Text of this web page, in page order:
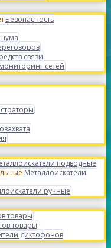
Безопасность
связи
сетей
подводные
Металлоискатели
ручные
товары
товары
диктофонов